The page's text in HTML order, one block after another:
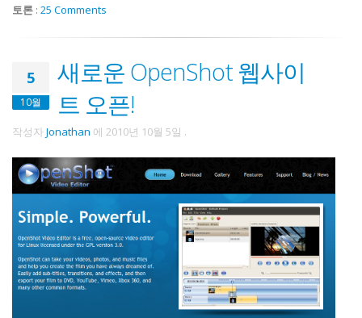
토론 : 25 Comments
5
10월
새로운 OpenShot 웹사이
트 오픈!
작성자Jonathan 에 2010년 10월 5일 .